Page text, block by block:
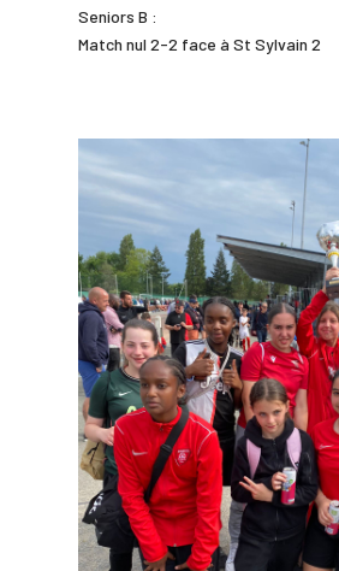
Seniors B :
Match nul 2-2 face à St Sylvain 2